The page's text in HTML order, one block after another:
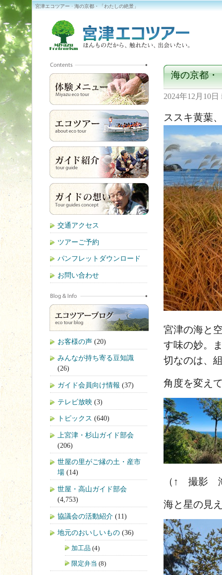
宮津エコツアー · 海の京都・「わたしの絶景」
海の京都・
2024年12月10日
ススキ黄葉
宮津の海と
す味の妙。
切なのは、
角度を変え
（↑ 撮影
海と星の見
交通アクセス
ツアーご予約
パンフレットダウンロード
お問い合わせ
お客様の声 (20)
みんなが持ち寄る豆知識
(26)
ガイド会員向け情報 (37)
テレビ放映 (3)
トピックス (640)
上宮津・杉山ガイド部会
(206)
世屋の里がご縁の土・産市
場 (14)
世屋・高山ガイド部会
(4,753)
協議会の活動紹介 (11)
地元のおいしいもの (36)
加工品 (4)
限定弁当 (8)